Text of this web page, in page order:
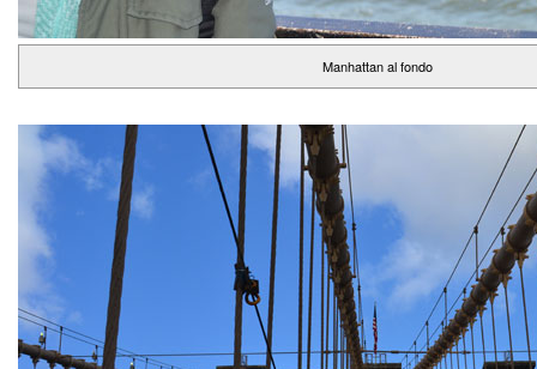
Manhattan al fondo